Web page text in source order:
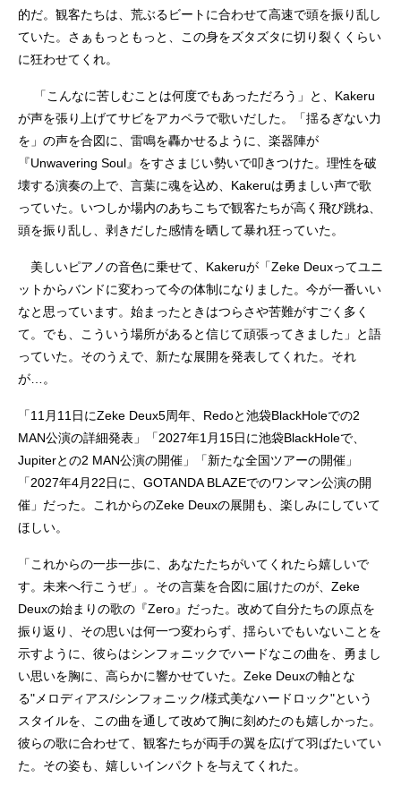
的だ。観客たちは、荒ぶるビートに合わせて高速で頭を振り乱し
ていた。さぁもっともっと、この身をズタズタに切り裂くくらい
に狂わせてくれ。
「こんなに苦しむことは何度でもあっただろう」と、Kakeru
が声を張り上げてサビをアカペラで歌いだした。「揺るぎない力
を」の声を合図に、雷鳴を轟かせるように、楽器陣が
『Unwavering Soul』をすさまじい勢いで叩きつけた。理性を破
壊する演奏の上で、言葉に魂を込め、Kakeruは勇ましい声で歌
っていた。いつしか場内のあちこちで観客たちが高く飛び跳ね、
頭を振り乱し、剥きだした感情を晒して暴れ狂っていた。
美しいピアノの音色に乗せて、Kakeruが「Zeke Deuxってユニ
ットからバンドに変わって今の体制になりました。今が一番いい
なと思っています。始まったときはつらさや苦難がすごく多く
て。でも、こういう場所があると信じて頑張ってきました」と語
っていた。そのうえで、新たな展開を発表してくれた。それ
が…。
「11月11日にZeke Deux5周年、Redoと池袋BlackHoleでの2
MAN公演の詳細発表」「2027年1月15日に池袋BlackHoleで、
Jupiterとの2 MAN公演の開催」「新たな全国ツアーの開催」
「2027年4月22日に、GOTANDA BLAZEでのワンマン公演の開
催」だった。これからのZeke Deuxの展開も、楽しみにしていて
ほしい。
「これからの一歩一歩に、あなたたちがいてくれたら嬉しいで
す。未来へ行こうぜ」。その言葉を合図に届けたのが、Zeke
Deuxの始まりの歌の『Zero』だった。改めて自分たちの原点を
振り返り、その思いは何一つ変わらず、揺らいでもいないことを
示すように、彼らはシンフォニックでハードなこの曲を、勇まし
い思いを胸に、高らかに響かせていた。Zeke Deuxの軸とな
る"メロディアス/シンフォニック/様式美なハードロック"という
スタイルを、この曲を通して改めて胸に刻めたのも嬉しかった。
彼らの歌に合わせて、観客たちが両手の翼を広げて羽ばたいてい
た。その姿も、嬉しいインパクトを与えてくれた。